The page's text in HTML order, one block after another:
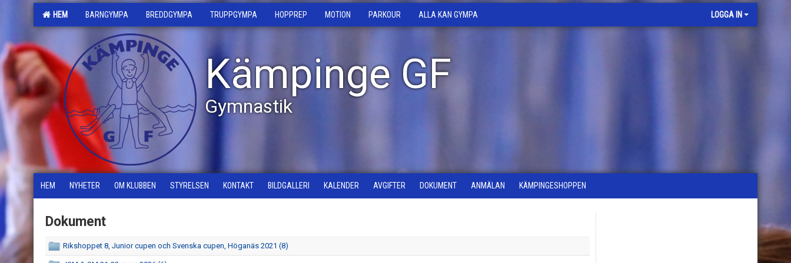
HEM BARNGYMPA BREDDGYMPA TRUPPGYMPA HOPPREP MOTION PARKOUR ALLA KAN GYMPA LOGGA IN
Kämpinge GF
Gymnastik
HEM NYHETER OM KLUBBEN STYRELSEN KONTAKT BILDGALLERI KALENDER AVGIFTER DOKUMENT ANMÄLAN KÄMPINGESHOPPEN
Dokument
Rikshoppet 8, Junior cupen och Svenska cupen, Höganäs 2021 (8)